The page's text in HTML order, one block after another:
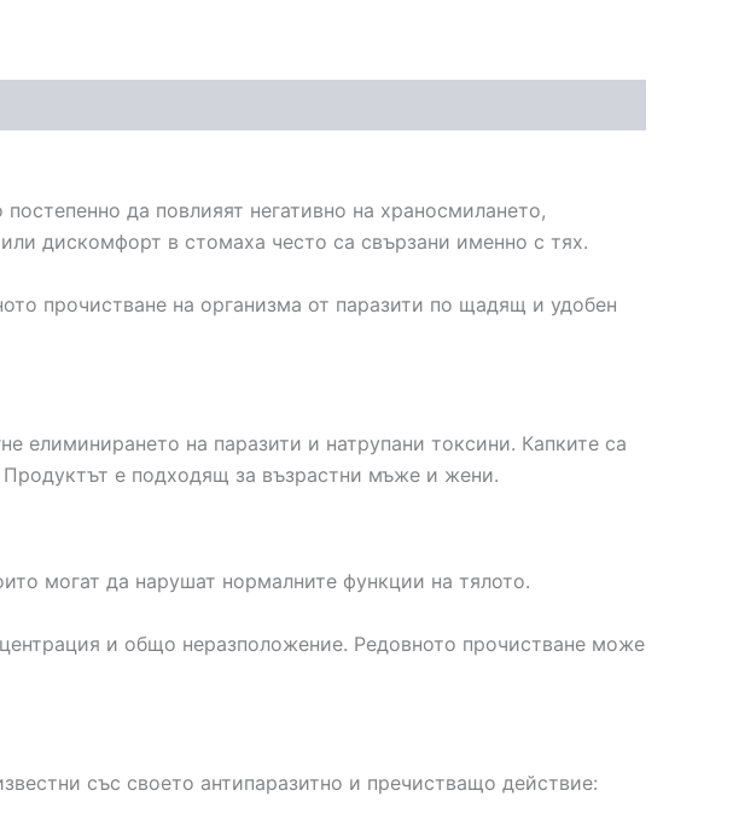
да повлияят негативно на храносмилането,
дискомфорт в стомаха често са свързани именно с тях.
прочистване на организма от паразити по щадящ и удобен
елиминирането на паразити и натрупани токсини. Капките са
Продуктът е подходящ за възрастни мъже и жени.
могат да нарушат нормалните функции на тялото.
и общо неразположение. Редовното прочистване може
със своето антипаразитно и пречистващо действие: